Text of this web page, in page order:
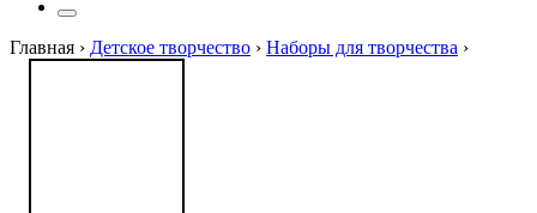
Главная › Детское творчество › Наборы для творчества ›